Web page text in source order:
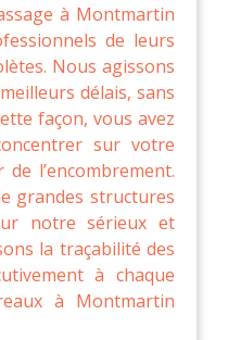
à Montmartin
de leurs
Nous agissons
délais, sans
façon, vous avez
sur votre
l’encombrement.
grandes structures
notre sérieux et
la traçabilité des
à chaque
à Montmartin